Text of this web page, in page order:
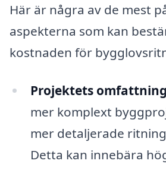
Här är några av de mest
aspekterna som kan
kostnaden för
Projektets
mer komplext
mer detaljerade
Detta kan innebära